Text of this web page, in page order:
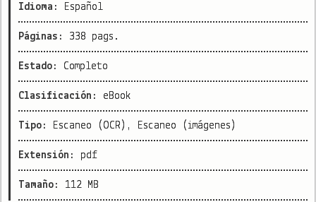
Idioma: Español
Páginas: 338 pags.
Estado: Completo
Clasificación: eBook
Tipo: Escaneo (OCR), Escaneo (imágenes)
Extensión: pdf
Tamaño: 112 MB